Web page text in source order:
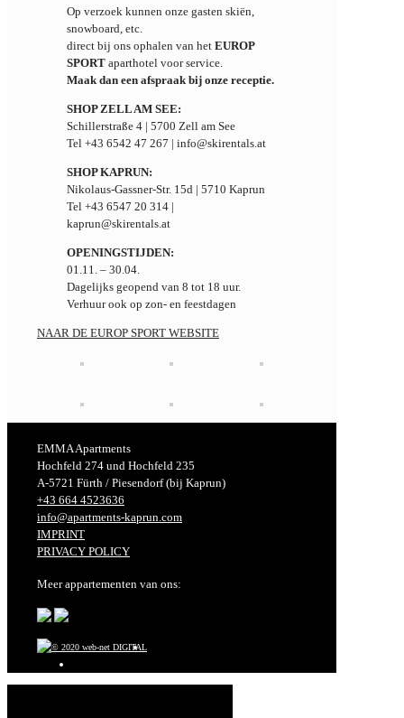
Op verzoek kunnen onze gasten skiën,
snowboard, etc.
direct bij ons ophalen van het EUROP
SPORT aparthotel voor service.
Maak dan een afspraak bij onze receptie.
SHOP ZELL AM SEE:
Schillerstraße 4 | 5700 Zell am See
Tel +43 6542 47 267 | info@skirentals.at
SHOP KAPRUN:
Nikolaus-Gassner-Str. 15d | 5710 Kaprun
Tel +43 6547 20 314 |
kaprun@skirentals.at
OPENINGSTIJDEN:
01.11. – 30.04.
Dagelijks geopend van 8 tot 18 uur.
Verhuur ook op zon- en feestdagen
NAAR DE EUROP SPORT WEBSITE
EMMA Apartments
Hochfeld 274 und Hochfeld 235
A-5721 Fürth / Piesendorf (bij Kaprun)
+43 664 4523636
info@apartments-kaprun.com
IMPRINT
PRIVACY POLICY
Meer appartementen van ons: